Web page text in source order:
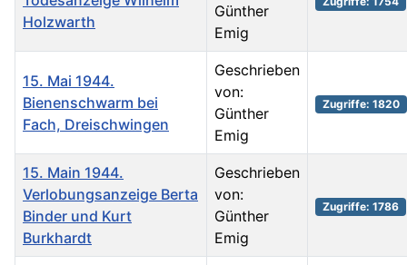
Holzwarth
Günther
Emig
15. Mai 1944.
Bienenschwarm bei
Fach, Dreischwingen
Geschrieben
von:
Günther
Emig
Zugriffe: 1820
15. Main 1944.
Verlobungsanzeige Berta
Binder und Kurt
Burkhardt
Geschrieben
von:
Günther
Emig
Zugriffe: 1786